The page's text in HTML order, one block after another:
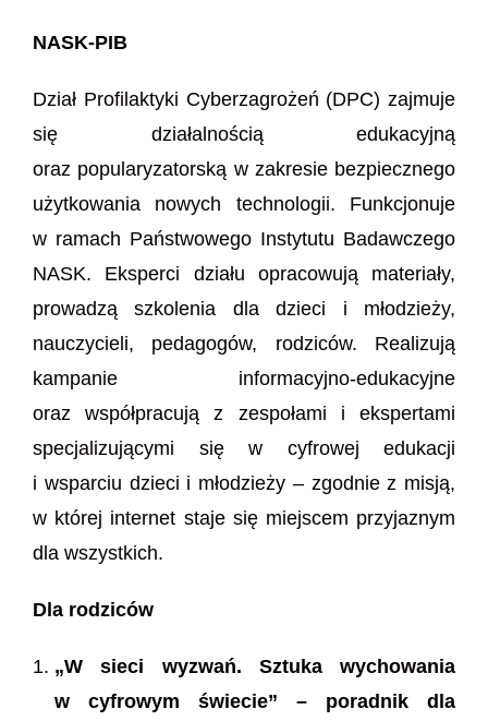
NASK-PIB
Dział Profilaktyki Cyberzagrożeń (DPC) zajmuje
się działalnością edukacyjną
oraz popularyzatorską w zakresie bezpiecznego
użytkowania nowych technologii. Funkcjonuje
w ramach Państwowego Instytutu Badawczego
NASK. Eksperci działu opracowują materiały,
prowadzą szkolenia dla dzieci i młodzieży,
nauczycieli, pedagogów, rodziców. Realizują
kampanie informacyjno-edukacyjne
oraz współpracują z zespołami i ekspertami
specjalizującymi się w cyfrowej edukacji
i wsparciu dzieci i młodzieży – zgodnie z misją,
w której internet staje się miejscem przyjaznym
dla wszystkich.
Dla rodziców
„W sieci wyzwań. Sztuka wychowania
w cyfrowym świecie” – poradnik dla